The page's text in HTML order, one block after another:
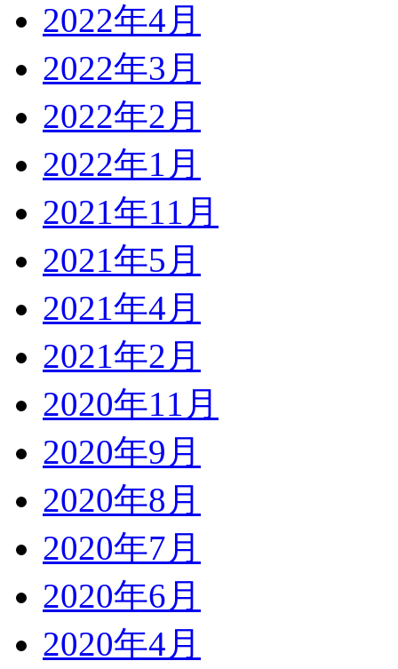
2022年4月
2022年3月
2022年2月
2022年1月
2021年11月
2021年5月
2021年4月
2021年2月
2020年11月
2020年9月
2020年8月
2020年7月
2020年6月
2020年4月